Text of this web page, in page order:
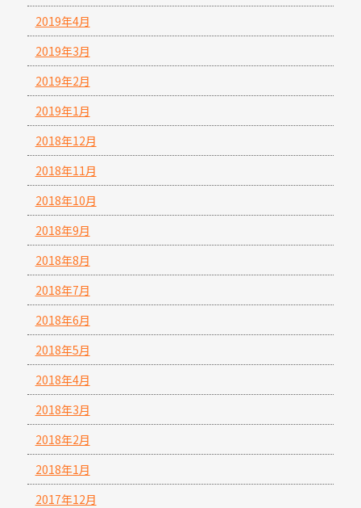
2019年4月
2019年3月
2019年2月
2019年1月
2018年12月
2018年11月
2018年10月
2018年9月
2018年8月
2018年7月
2018年6月
2018年5月
2018年4月
2018年3月
2018年2月
2018年1月
2017年12月